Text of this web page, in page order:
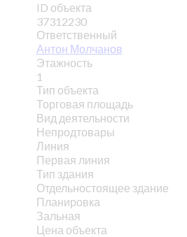
ID объекта
37312230
Ответственный
Антон Молчанов
Этажность
1
Тип объекта
Торговая площадь
Вид деятельности
Непродтовары
Линия
Первая линия
Тип здания
Отдельностоящее здание
Планировка
Зальная
Цена объекта